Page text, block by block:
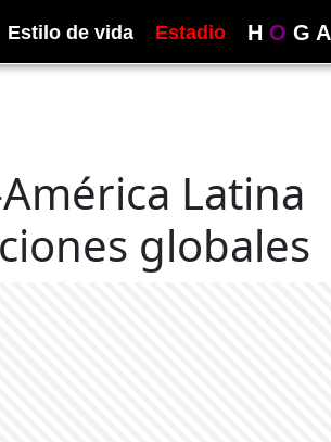
Estilo de vida Estadio H O G A
Latina
globales